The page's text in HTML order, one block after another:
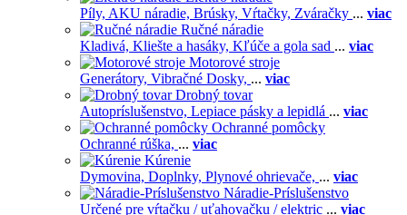
Píly, AKU náradie, Brúsky, Vŕtačky, Zváračky ... viac
Ručné náradie
Kladivá, Kliešte a hasáky, Kľúče a gola sad ... viac
Motorové stroje
Generátory, Vibračné Dosky, ... viac
Drobný tovar
Autopríslušenstvo, Lepiace pásky a lepidlá ... viac
Ochranné pomôcky
Ochranné rúška, ... viac
Kúrenie
Dymovina, Doplnky, Plynové ohrievače, ... viac
Náradie-Príslušenstvo
Určené pre vŕtačku / uťahovačku / elektric ... viac